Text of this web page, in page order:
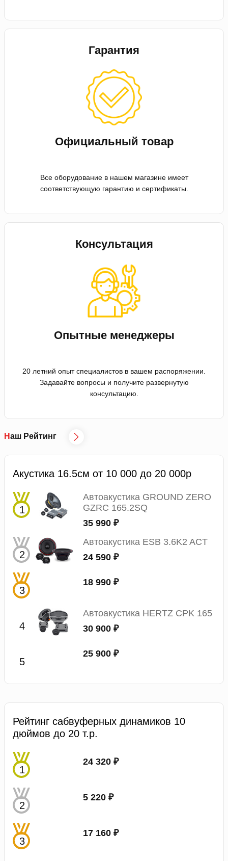
Гарантия
Официальный товар
Все оборудование в нашем магазине имеет
соответствующую гарантию и сертификаты.
Консультация
Опытные менеджеры
20 летний опыт специалистов в вашем распоряжении.
Задавайте вопросы и получите развернутую
консультацию.
Наш Рейтинг
Акустика 16.5см от 10 000 до 20 000р
Автоакустика GROUND ZERO
GZRC 165.2SQ
35 990 ₽
Автоакустика ESB 3.6K2 ACT
24 590 ₽
18 990 ₽
Автоакустика HERTZ CPK 165
30 900 ₽
25 900 ₽
Рейтинг сабвуферных динамиков 10
дюймов до 20 т.р.
24 320 ₽
5 220 ₽
17 160 ₽